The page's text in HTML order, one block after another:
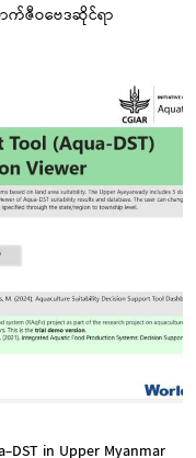
က်ဇီဝဗေဒဆိုင်ရာ
in Upper Myanmar